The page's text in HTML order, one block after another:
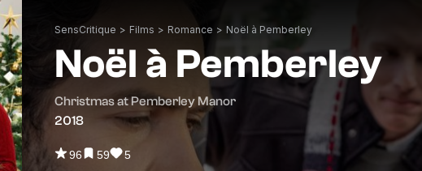
SensCritique > Films > Romance > Noël à Pemberley
Noël à Pemberley
Christmas at Pemberley Manor
2018
96 59 5